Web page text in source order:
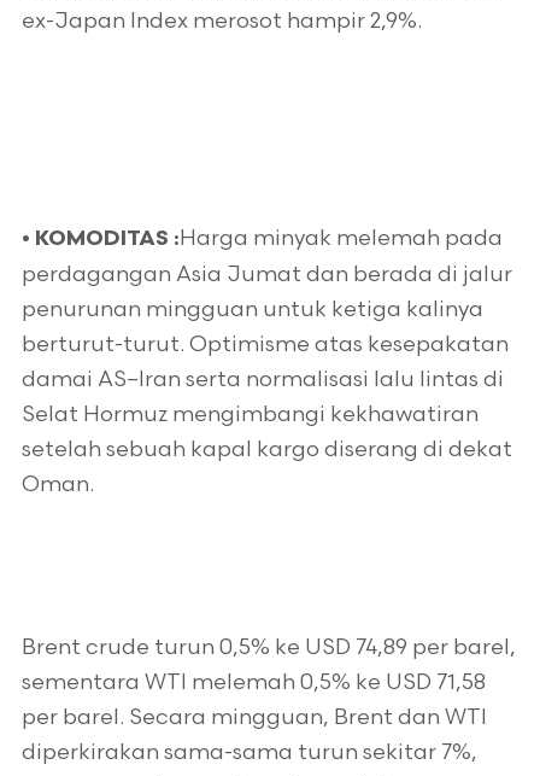
ex-Japan Index merosot hampir 2,9%.
• KOMODITAS : Harga minyak melemah pada
perdagangan Asia Jumat dan berada di jalur
penurunan mingguan untuk ketiga kalinya
berturut-turut. Optimisme atas kesepakatan
damai AS–Iran serta normalisasi lalu lintas di
Selat Hormuz mengimbangi kekhawatiran
setelah sebuah kapal kargo diserang di dekat
Oman.
Brent crude turun 0,5% ke USD 74,89 per barel,
sementara WTI melemah 0,5% ke USD 71,58
per barel. Secara mingguan, Brent dan WTI
diperkirakan sama-sama turun sekitar 7%,